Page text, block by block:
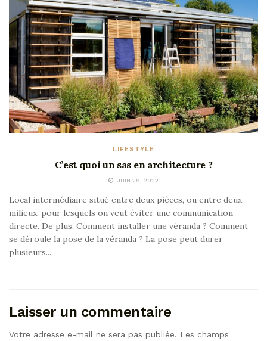
LIFESTYLE
C’est quoi un sas en architecture ?
JUIN 29, 2022
Local intermédiaire situé entre deux pièces, ou entre deux
milieux, pour lesquels on veut éviter une communication
directe. De plus, Comment installer une véranda ? Comment
se déroule la pose de la véranda ? La pose peut durer
plusieurs...
Laisser un commentaire
Votre adresse e-mail ne sera pas publiée. Les champs